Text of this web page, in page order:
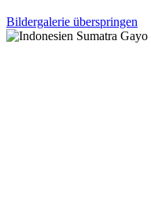
Bildergalerie überspringen